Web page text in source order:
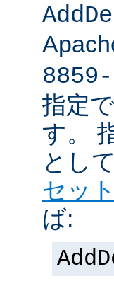
指定
す。
とし
セッ
ば: